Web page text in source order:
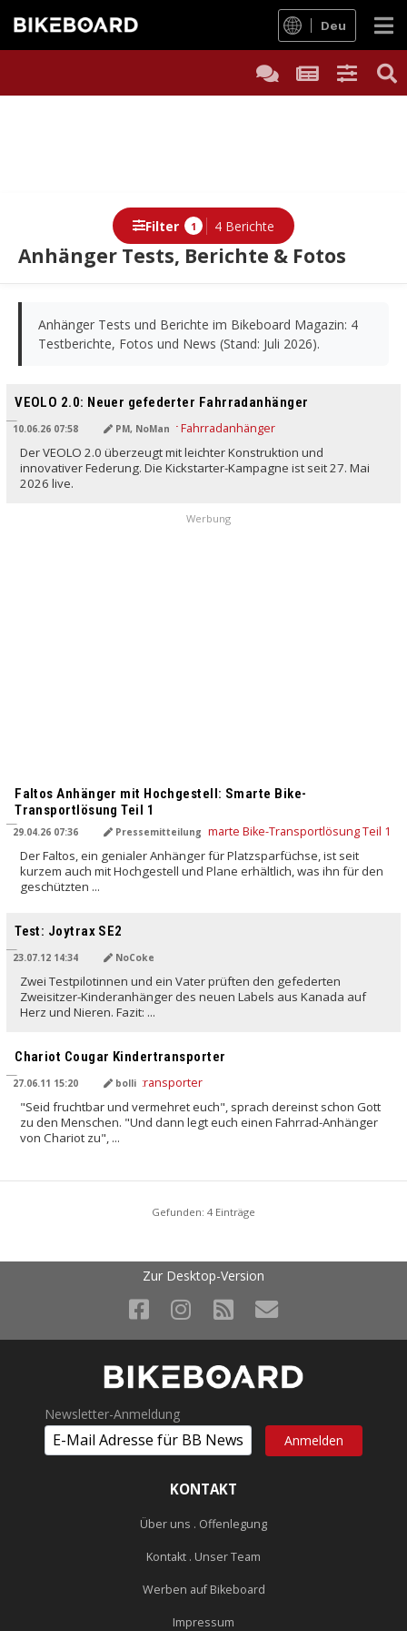
Deu
Anhänger Tests, Berichte & Fotos
Filter 1 4 Berichte
Berichte
Anhänger Tests und Berichte im Bikeboard Magazin: 4
Testberichte, Fotos und News (Stand: Juli 2026).
VEOLO 2.0: Neuer gefederter Fahrradanhänger
10.06.26 07:58 PM, NoMan
Der VEOLO 2.0 überzeugt mit leichter Konstruktion und
innovativer Federung. Die Kickstarter-Kampagne ist seit 27. Mai
2026 live.
Werbung
Faltos Anhänger mit Hochgestell: Smarte Bike-
Transportlösung Teil 1
29.04.26 07:36 Pressemitteilung
Der Faltos, ein genialer Anhänger für Platzsparfüchse, ist seit
kurzem auch mit Hochgestell und Plane erhältlich, was ihn für den
geschützten ...
Test: Joytrax SE2
23.07.12 14:34 NoCoke
Zwei Testpilotinnen und ein Vater prüften den gefederten
Zweisitzer-Kinderanhänger des neuen Labels aus Kanada auf
Herz und Nieren. Fazit: ...
Chariot Cougar Kindertransporter
27.06.11 15:20 bolli
"Seid fruchtbar und vermehret euch", sprach dereinst schon Gott
zu den Menschen. "Und dann legt euch einen Fahrrad-Anhänger
von Chariot zu", ...
Gefunden: 4 Einträge
Zur Desktop-Version
Newsletter-Anmeldung
KONTAKT
Über uns . Offenlegung
Kontakt . Unser Team
Werben auf Bikeboard
Impressum